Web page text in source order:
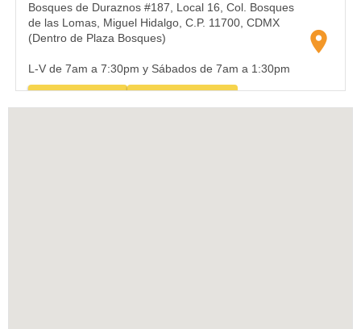
location_on
Bosques de Duraznos #187, Local 16, Col. Bosques
de las Lomas, Miguel Hidalgo, C.P. 11700, CDMX
(Dentro de Plaza Bosques)
L-V de 7am a 7:30pm y Sábados de 7am a 1:30pm